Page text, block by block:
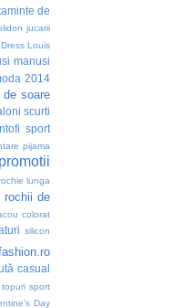
de
jucarii
Louis
manusi
2014
de soare
scurti
sport
pijama
promotii
lunga
rochii de
colorat
silicon
casual
topuri sport
Day